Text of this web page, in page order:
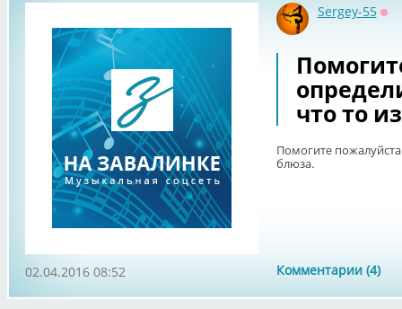
Sergey-55
что то
Помогите
блюза.
Комментарии (4)
02.04.2016 08:52